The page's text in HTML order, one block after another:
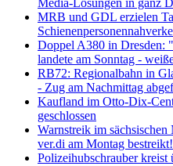
Media-Lösungen in ganz
MRB und GDL erzielen
Doppel A380 in Dresden:
landete am Sonntag -
RB72: Regionalbahn in
- Zug am Nachmittag
Kaufland im Otto-Dix-
geschlossen
Warnstreik im
ver.di am Montag bestreikt!
Polizeihubschrauber kreist